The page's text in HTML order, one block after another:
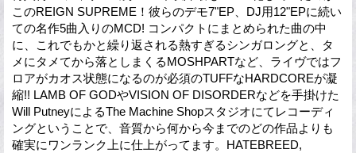
このREIGN SUPREME！彼らのデモ7"EP、DJ用12"EPに続い
ての名作5曲入りのMCD! コンパクトにまとめられた曲の中
に、これでもかと繰り返される熱すぎるシンガロングと、タ
メにタメてから落としまくるMOSHPARTなど、ライヴではフ
ロアがカオス状態になるのが必須のTUFFなHARDCOREが凝
縮!! LAMB OF GODやVISION OF DISORDERなどを手掛けた
Will PutneyによるThe Machine Shopスタジオにてレコーディ
ングということで、音質から何から今までのどの作品よりも
確実にワンランク上に仕上がってます。HATEBREED,